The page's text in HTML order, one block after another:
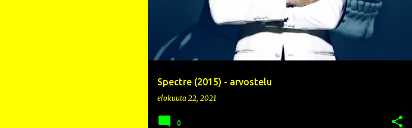
Spectre (2015) - arvostelu
elokuuta 22, 2021
0